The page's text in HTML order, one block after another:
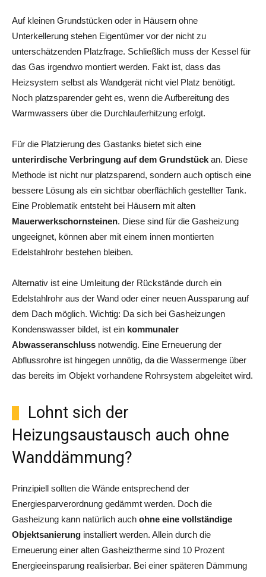
Auf kleinen Grundstücken oder in Häusern ohne
Unterkellerung stehen Eigentümer vor der nicht zu
unterschätzenden Platzfrage. Schließlich muss der Kessel für
das Gas irgendwo montiert werden. Fakt ist, dass das
Heizsystem selbst als Wandgerät nicht viel Platz benötigt.
Noch platzsparender geht es, wenn die Aufbereitung des
Warmwassers über die Durchlauferhitzung erfolgt.
Für die Platzierung des Gastanks bietet sich eine
unterirdische Verbringung auf dem Grundstück an. Diese
Methode ist nicht nur platzsparend, sondern auch optisch eine
bessere Lösung als ein sichtbar oberflächlich gestellter Tank.
Eine Problematik entsteht bei Häusern mit alten
Mauerwerkschornsteinen. Diese sind für die Gasheizung
ungeeignet, können aber mit einem innen montierten
Edelstahlrohr bestehen bleiben.
Alternativ ist eine Umleitung der Rückstände durch ein
Edelstahlrohr aus der Wand oder einer neuen Aussparung auf
dem Dach möglich. Wichtig: Da sich bei Gasheizungen
Kondenswasser bildet, ist ein kommunaler
Abwasseranschluss notwendig. Eine Erneuerung der
Abflussrohre ist hingegen unnötig, da die Wassermenge über
das bereits im Objekt vorhandene Rohrsystem abgeleitet wird.
Lohnt sich der
Heizungsaustausch auch ohne
Wanddämmung?
Prinzipiell sollten die Wände entsprechend der
Energiesparverordnung gedämmt werden. Doch die
Gasheizung kann natürlich auch ohne eine vollständige
Objektsanierung installiert werden. Allein durch die
Erneuerung einer alten Gasheiztherme sind 10 Prozent
Energieeinsparung realisierbar. Bei einer späteren Dämmung